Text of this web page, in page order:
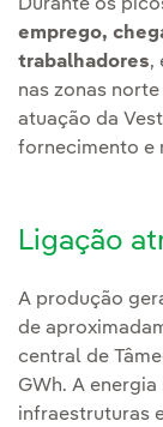
Durante os
emprego,
trabalhadores,
nas zonas
atuação da
fornecimento e
Ligação
A produção
de
central de
GWh. A
infraestruturas